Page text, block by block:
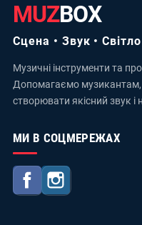
MUZBOX
Сцена • Звук • Світло
Музичні інструменти та
Допомагаємо музикантам,
створювати якісний звук і
МИ В СОЦМЕРЕЖАХ
Facebook